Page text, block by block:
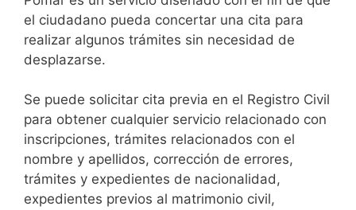
el ciudadano pueda concertar una cita para
realizar algunos trámites sin necesidad de
desplazarse.​
Se puede solicitar cita previa en el Registro Civil
para obtener cualquier servicio relacionado con
inscripciones, trámites relacionados con el
nombre y apellidos, corrección de errores,
trámites y expedientes de nacionalidad,
expedientes previos al matrimonio civil,